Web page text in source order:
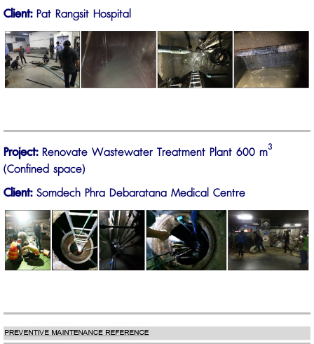
Client: Pat Rangsit Hospital
Project:Renovate Wastewater Treatment Plant 600 m3
(Confined space)
Client: Somdech Phra Debaratana Medical Centre